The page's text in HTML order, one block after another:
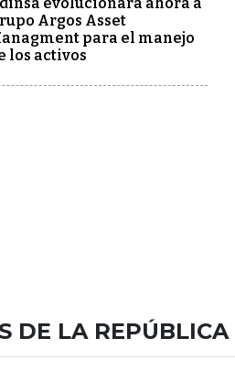
Argos Asset
para el manejo
los activos
DE LA REPÚBLICA